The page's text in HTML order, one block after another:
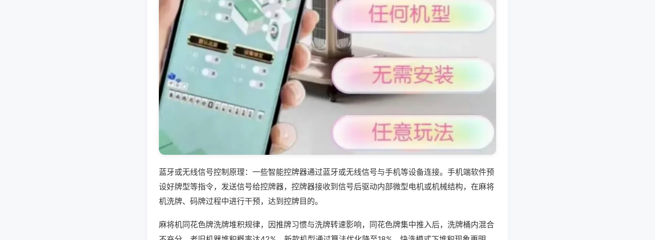
蓝牙或无线信号控制原理：一些智能控牌器通过蓝牙或无线信号与手机等设备连接。手机端软件预
设好牌型等指令，发送信号给控牌器，控牌器接收到信号后驱动内部微型电机或机械结构，在麻将
机洗牌、码牌过程中进行干预，达到控牌目的。
麻将机同花色牌洗牌堆积规律，因推牌习惯与洗牌转速影响，同花色牌集中推入后，洗牌桶内混合